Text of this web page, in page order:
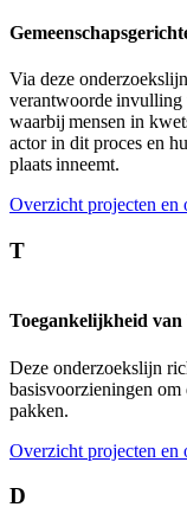
Via deze
verantwoorde invulling
waarbij mensen in
actor in dit proces en
plaats inneemt.
Overzicht projecten
T
Toegankelijkheid van
Deze onderzoekslijn
basisvoorzieningen
pakken.
Overzicht projecten
D